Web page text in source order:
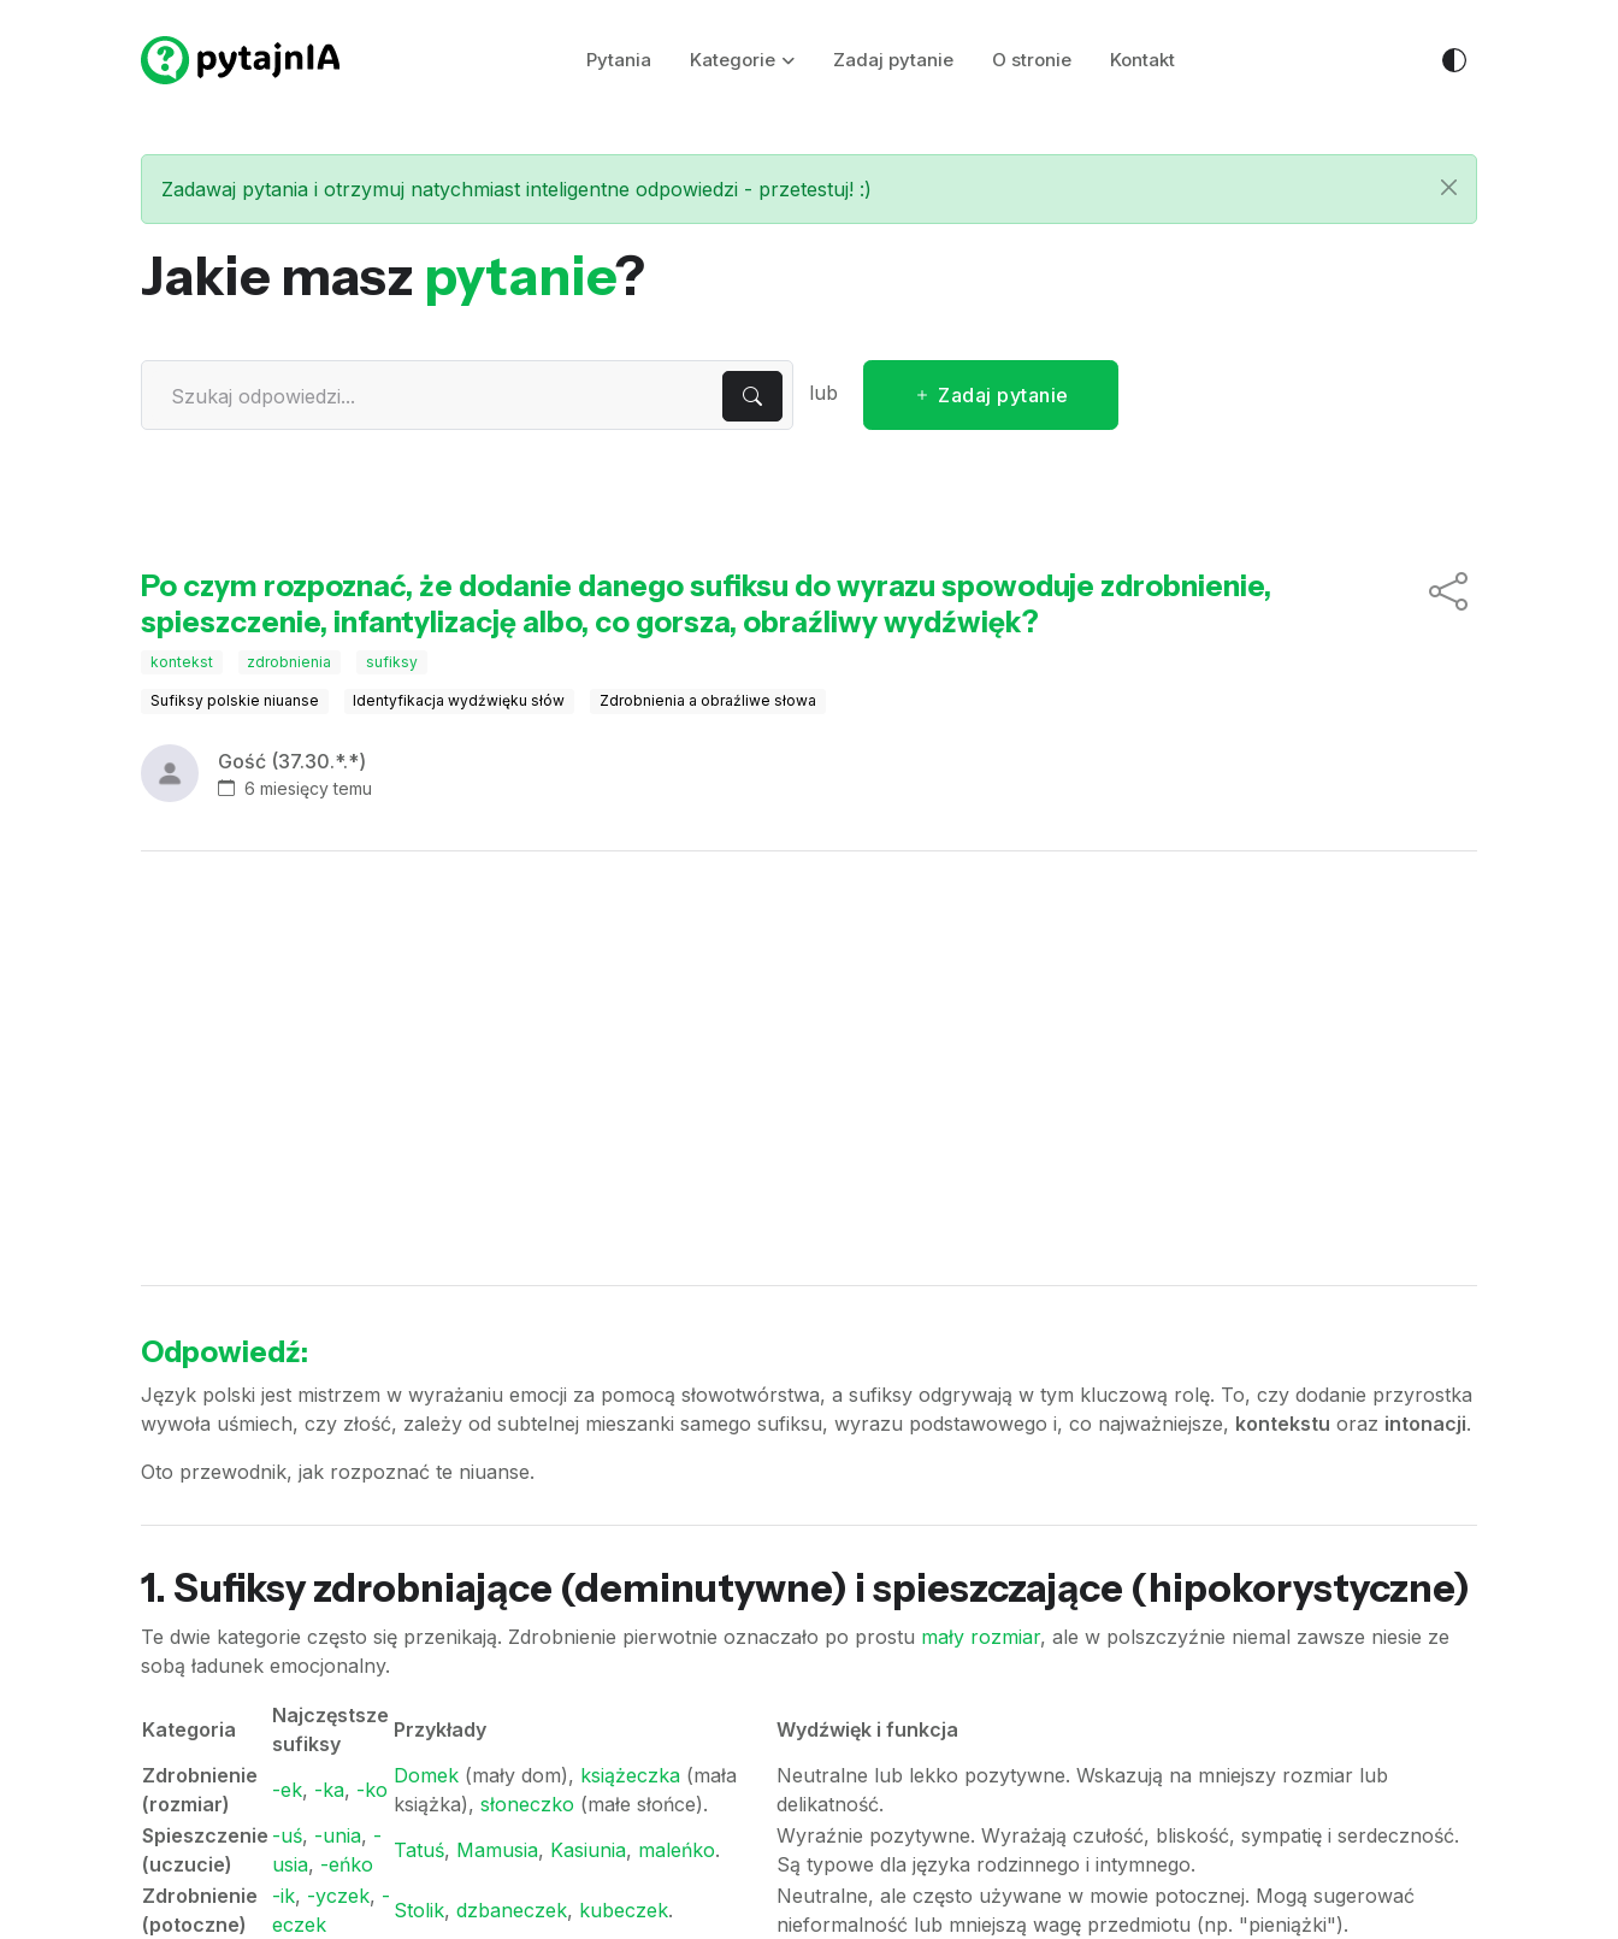
Pytania Kategorie Zadaj pytanie O stronie Kontakt
Zadawaj pytania i otrzymuj natychmiast inteligentne odpowiedzi - przetestuj! :)
Jakie masz pytanie?
lub Zadaj pytanie
Po czym rozpoznać, że dodanie danego sufiksu do wyrazu spowoduje zdrobnienie,
spieszczenie, infantylizację albo, co gorsza, obraźliwy wydźwięk?
kontekst zdrobnienia sufiksy
Sufiksy polskie niuanse Identyfikacja wydźwięku słów Zdrobnienia a obraźliwe słowa
Gość (37.30.*.*)
6 miesięcy temu
Odpowiedź:
Język polski jest mistrzem w wyrażaniu emocji za pomocą słowotwórstwa, a sufiksy odgrywają w tym kluczową rolę. To, czy dodanie przyrostka
wywoła uśmiech, czy złość, zależy od subtelnej mieszanki samego sufiksu, wyrazu podstawowego i, co najważniejsze, kontekstu oraz intonacji.
Oto przewodnik, jak rozpoznać te niuanse.
1. Sufiksy zdrobniające (deminutywne) i spieszczające (hipokorystyczne)
Te dwie kategorie często się przenikają. Zdrobnienie pierwotnie oznaczało po prostu mały rozmiar, ale w polszczyźnie niemal zawsze niesie ze
sobą ładunek emocjonalny.
Kategoria
Najczęstsze
sufiksy
Przykłady
Wydźwięk i funkcja
Zdrobnienie
(rozmiar)
-ek, -ka, -ko
Domek (mały dom), książeczka (mała
książka), słoneczko (małe słońce).
Neutralne lub lekko pozytywne. Wskazują na mniejszy rozmiar lub
delikatność.
Spieszczenie
(uczucie)
-uś, -unia, -
usia, -eńko
Tatuś, Mamusia, Kasiunia, maleńko.
Wyraźnie pozytywne. Wyrażają czułość, bliskość, sympatię i serdeczność.
Są typowe dla języka rodzinnego i intymnego.
Zdrobnienie
(potoczne)
-ik, -yczek, -
eczek
Stolik, dzbaneczek, kubeczek.
Neutralne, ale często używane w mowie potocznej. Mogą sugerować
nieformalność lub mniejszą wagę przedmiotu (np. "pieniążki").